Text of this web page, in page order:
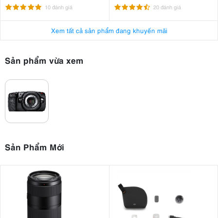
ISO gốc kép
Ngàm ống kính Micro Four Thirds
Giao diện người dùng trực quan và dễ sử dụng
Các tùy chọn kết nối toàn diện
Hai khe cắm thẻ với nhiều tùy chọn lưu trữ.
Phần mềm DaVinci Resolve Studio miễn phí
3.2. Nhược điểm
Màn hình cảm ứng cố định, không có khả năng xoay lật
Không có tính năng tự động lấy nét liên tục
Camera 4K
4.1. Thiết kế nhỏ gọn, bền bỉ
Được thiết kế bằng
vật liệu composite polycarbonate sợi carbon
10 đánh giá
+ SmallRig NATO Top Handle
20 đánh giá
Xem tất cả sản phẩm đang khuyến mãi
Sản phẩm vừa xem
Sản Phẩm Mới